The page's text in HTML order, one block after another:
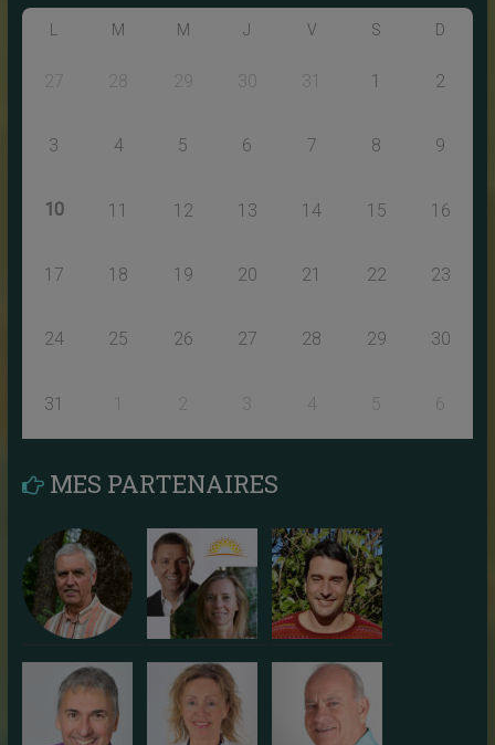
M M J V S D
27 28 29 30 31 1 2
3 4 5 6 7 8 9
10 11 12 13 14 15 16
17 18 19 20 21 22 23
24 25 26 27 28 29 30
31 1 3 4 5 6
MES PARTENAIRES